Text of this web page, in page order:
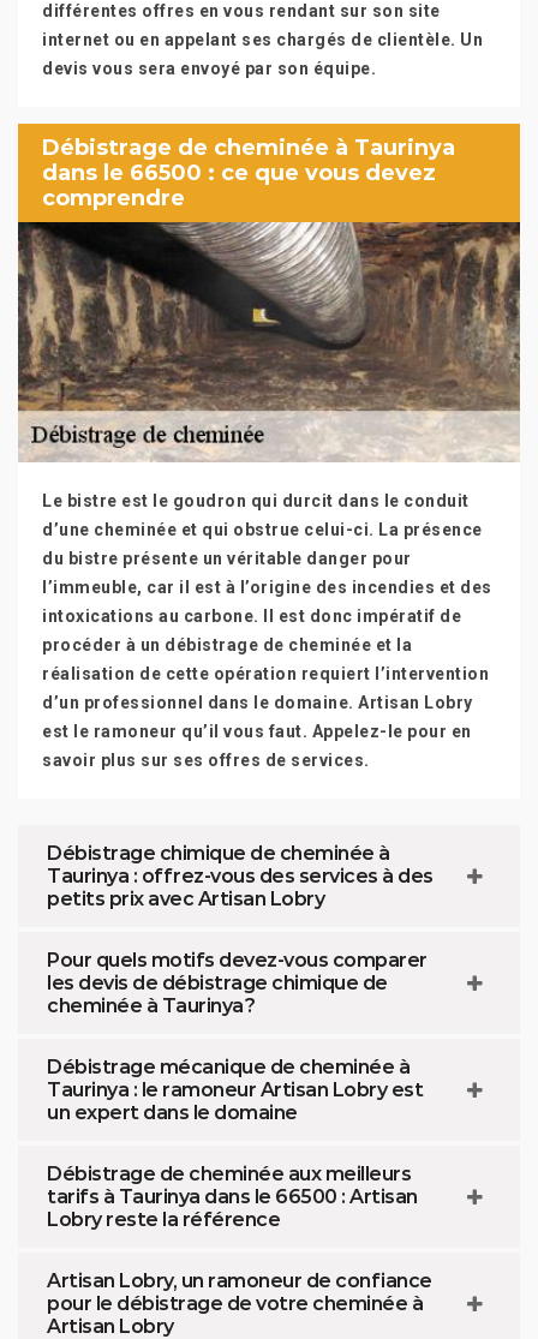
différentes offres en vous rendant sur son site
internet ou en appelant ses chargés de clientèle. Un
devis vous sera envoyé par son équipe.
Débistrage de cheminée à Taurinya
dans le 66500 : ce que vous devez
comprendre
Le bistre est le goudron qui durcit dans le conduit
d’une cheminée et qui obstrue celui-ci. La présence
du bistre présente un véritable danger pour
l’immeuble, car il est à l’origine des incendies et des
intoxications au carbone. Il est donc impératif de
procéder à un débistrage de cheminée et la
réalisation de cette opération requiert l’intervention
d’un professionnel dans le domaine. Artisan Lobry
est le ramoneur qu’il vous faut. Appelez-le pour en
savoir plus sur ses offres de services.
Débistrage chimique de cheminée à
Taurinya : offrez-vous des services à des
petits prix avec Artisan Lobry
Pour quels motifs devez-vous comparer
les devis de débistrage chimique de
cheminée à Taurinya ?
Débistrage mécanique de cheminée à
Taurinya : le ramoneur Artisan Lobry est
un expert dans le domaine
Débistrage de cheminée aux meilleurs
tarifs à Taurinya dans le 66500 : Artisan
Lobry reste la référence
Artisan Lobry, un ramoneur de confiance
pour le débistrage de votre cheminée à
Artisan Lobry